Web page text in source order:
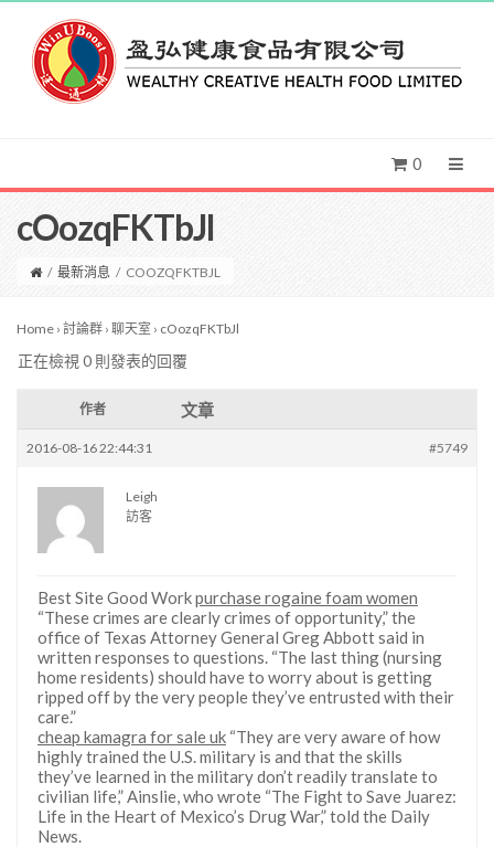
0
cOozqFKTbJl
/ 最新消息 / COOZQFKTBJL
Home › 討論群 › 聊天室 › cOozqFKTbJl
正在檢視 0 則發表的回覆
作者 文章
2016-08-16 22:44:31 #5749
Leigh
訪客
Best Site Good Workpurchase rogaine foam women
“These crimes are clearly crimes of opportunity,” the
office of Texas Attorney General Greg Abbott said in
written responses to questions. “The last thing (nursing
home residents) should have to worry about is getting
ripped off by the very people they’ve entrusted with their
care.”
cheap kamagra for sale uk “They are very aware of how
highly trained the U.S. military is and that the skills
they’ve learned in the military don’t readily translate to
civilian life,” Ainslie, who wrote “The Fight to Save Juarez:
Life in the Heart of Mexico’s Drug War,” told the Daily
News.